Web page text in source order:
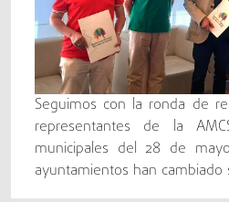
Seguimos con la ronda de
representantes de la
municipales del 28 de
ayuntamientos han